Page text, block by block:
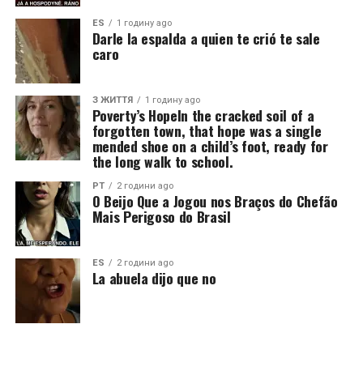
ES 1 годину ago
Darle la espalda a quien te crió te sale
caro
З ЖИТТЯ 1 годину ago
Poverty’s HopeIn the cracked soil of a
forgotten town, that hope was a single
mended shoe on a child’s foot, ready for
the long walk to school.
PT 2 години ago
O Beijo Que a Jogou nos Braços do Chefão
Mais Perigoso do Brasil
ES 2 години ago
La abuela dijo que no